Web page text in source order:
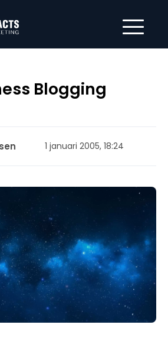
Blogging
1 januari 2005, 18:24